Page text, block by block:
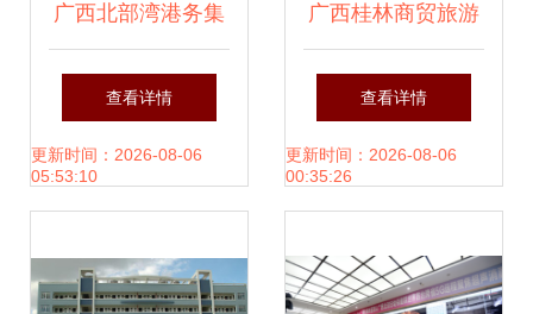
广西北部湾港务集
团门户 数字化转型
的引擎与广西软件
查看详情
更新时间：2026-08-06
05:53:10
广西桂林商贸旅游
技工学校 探索复合
型人才培养新路
发注入新活力
查看详情
更新时间：2026-08-06
00:35:26